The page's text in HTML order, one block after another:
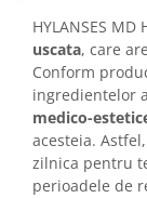
HYLANSES
uscata, care
Conform
ingredientelor
medico-
acesteia.
zilnica pentru
perioadele de